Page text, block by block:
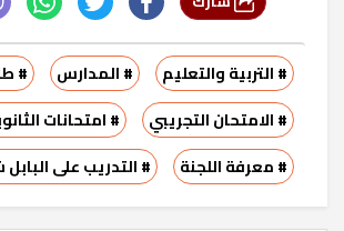
# التربية والتعليم # المدارس
#
# الامتحان التجريبي
# امتحانات
# معرفة اللجنة
# التدريب على